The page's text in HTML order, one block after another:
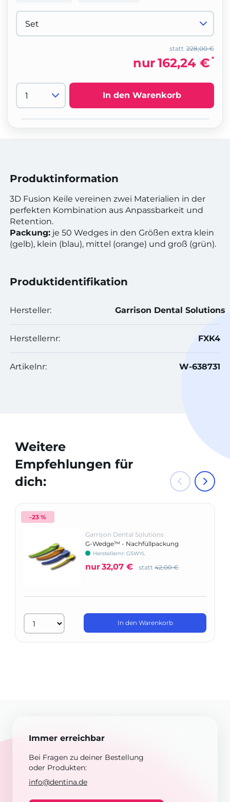
228,00 €
statt
nur162,24 € *
In den Warenkorb
Produktinformation
3D Fusion Keile vereinen zwei Materialien in der
perfekten Kombination aus Anpassbarkeit und
Retention.
Packung: je 50 Wedges in den Größen extra klein
(gelb), klein (blau), mittel (orange) und groß (grün).
Produktidentifikation
Hersteller: Garrison Dental Solutions
Herstellernr: FXK4
Artikelnr: W-638731
Weitere
Empfehlungen für
dich:
-23 %
Garrison Dental Solutions
G-Wedge™ - Nachfüllpackung
Herstellernr: GSWYL
nur32,07 € statt 42,00 €
In den Warenkorb
Immer erreichbar
Bei Fragen zu deiner Bestellung
oder Produkten:
info@dentina.de